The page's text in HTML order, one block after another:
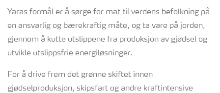
Yaras formål er å sørge for mat til verdens befolkning på
en ansvarlig og bærekraftig måte, og ta vare på jorden,
gjennom å kutte utslippene fra produksjon av gjødsel og
utvikle utslippsfrie energiløsninger.
For å drive frem det grønne skiftet innen
gjødselproduksjon, skipsfart og andre kraftintensive